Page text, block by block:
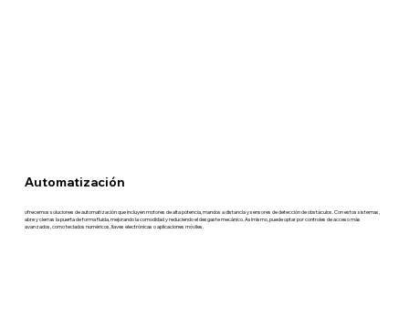
Automatización
ofrecemos soluciones de automatización que incluyen motores de alta potencia, mandos a distancia y sensores de detección de obstáculos. Con estos sistemas,
abre y cierras la puerta de forma fluida, mejorando la comodidad y reduciendo el desgaste mecánico. Asimismo, puede optar por controles de acceso más
avanzados, como teclados numéricos, llaves electrónicas o aplicaciones móviles.